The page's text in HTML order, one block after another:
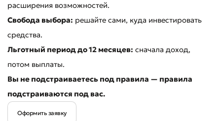
расширения возможностей.
Свобода выбора: решайте сами, куда инвестировать
средства.
Льготный период до 12 месяцев: сначала доход,
потом выплаты.
Вы не подстраиваетесь под правила — правила
подстраиваются под вас.
Оформить заявку